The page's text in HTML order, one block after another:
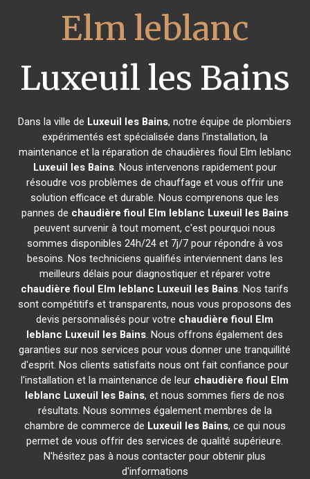
Elm leblanc
Luxeuil les Bains
Dans la ville de Luxeuil les Bains, notre équipe de plombiers
expérimentés est spécialisée dans l'installation, la
maintenance et la réparation de chaudières fioul Elm leblanc
Luxeuil les Bains. Nous intervenons rapidement pour
résoudre vos problèmes de chauffage et vous offrir une
solution efficace et durable. Nous comprenons que les
pannes de chaudière fioul Elm leblanc Luxeuil les Bains
peuvent survenir à tout moment, c'est pourquoi nous
sommes disponibles 24h/24 et 7j/7 pour répondre à vos
besoins. Nos techniciens qualifiés interviennent dans les
meilleurs délais pour diagnostiquer et réparer votre
chaudière fioul Elm leblanc Luxeuil les Bains. Nos tarifs
sont compétitifs et transparents, nous vous proposons des
devis personnalisés pour votre chaudière fioul Elm
leblanc Luxeuil les Bains. Nous offrons également des
garanties sur nos services pour vous donner une tranquillité
d'esprit. Nos clients satisfaits nous ont fait confiance pour
l'installation et la maintenance de leur chaudière fioul Elm
leblanc Luxeuil les Bains, et nous sommes fiers de nos
résultats. Nous sommes également membres de la
chambre de commerce de Luxeuil les Bains, ce qui nous
permet de vous offrir des services de qualité supérieure.
N'hésitez pas à nous contacter pour obtenir plus
d'informations